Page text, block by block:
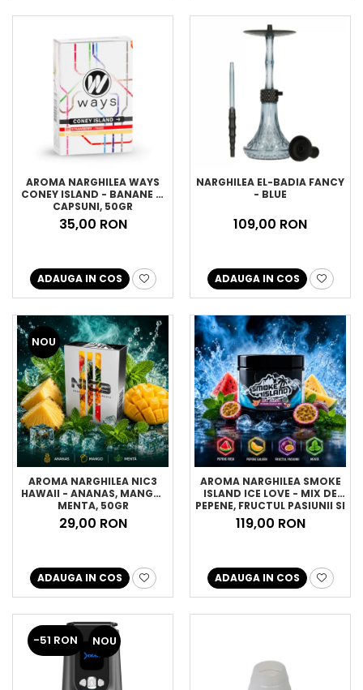
AROMA NARGHILEA WAYS
CONEY ISLAND - BANANE SI
CAPSUNI, 50GR
35,00 RON
ADAUGA IN COS
NARGHILEA EL-BADIA FANCY
- BLUE
109,00 RON
ADAUGA IN COS
NOU
AROMA NARGHILEA NIC3
HAWAII - ANANAS, MANGO,
MENTA, 50GR
29,00 RON
ADAUGA IN COS
AROMA NARGHILEA SMOKE
ISLAND ICE LOVE - MIX DE
PEPENE, FRUCTUL PASIUNII SI
MENTA, 200GR
119,00 RON
ADAUGA IN COS
-51 RON NOU